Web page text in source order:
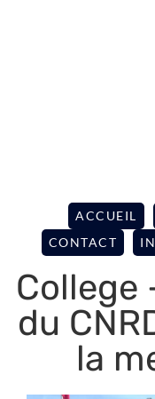
ACCUEIL
CONTACT
College
du
la